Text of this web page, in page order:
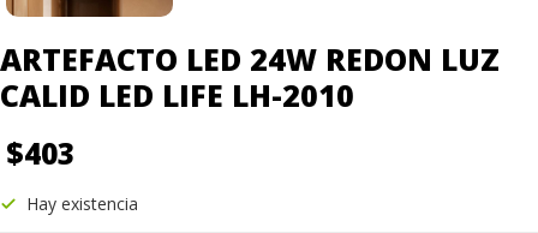
ARTEFACTO LED 24W REDON LUZ
CALID LED LIFE LH-2010
$403
Hay existencia